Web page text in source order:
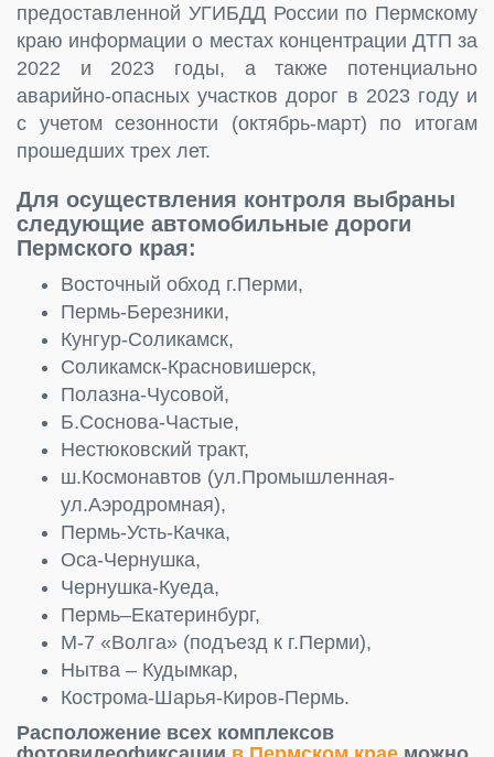
предоставленной УГИБДД России по Пермскому
краю информации о местах концентрации ДТП за
2022 и 2023 годы, а также потенциально
аварийно-опасных участков дорог в 2023 году и
с учетом сезонности (октябрь-март) по итогам
прошедших трех лет.
Для осуществления контроля выбраны
следующие автомобильные дороги
Пермского края:
Восточный обход г.Перми,
Пермь-Березники,
Кунгур-Соликамск,
Соликамск-Красновишерск,
Полазна-Чусовой,
Б.Соснова-Частые,
Нестюковский тракт,
ш.Космонавтов (ул.Промышленная-
ул.Аэродромная),
Пермь-Усть-Качка,
Оса-Чернушка,
Чернушка-Куеда,
Пермь–Екатеринбург,
М-7 «Волга» (подъезд к г.Перми),
Нытва – Кудымкар,
Кострома-Шарья-Киров-Пермь.
Расположение всех комплексов